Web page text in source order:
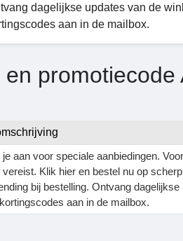
dagelijkse updates van de
aan in de mailbox.
je aan voor speciale aanbiedingen.
vereist. Klik hier en bestel nu op
bij bestelling. Ontvang
aan in de mailbox.